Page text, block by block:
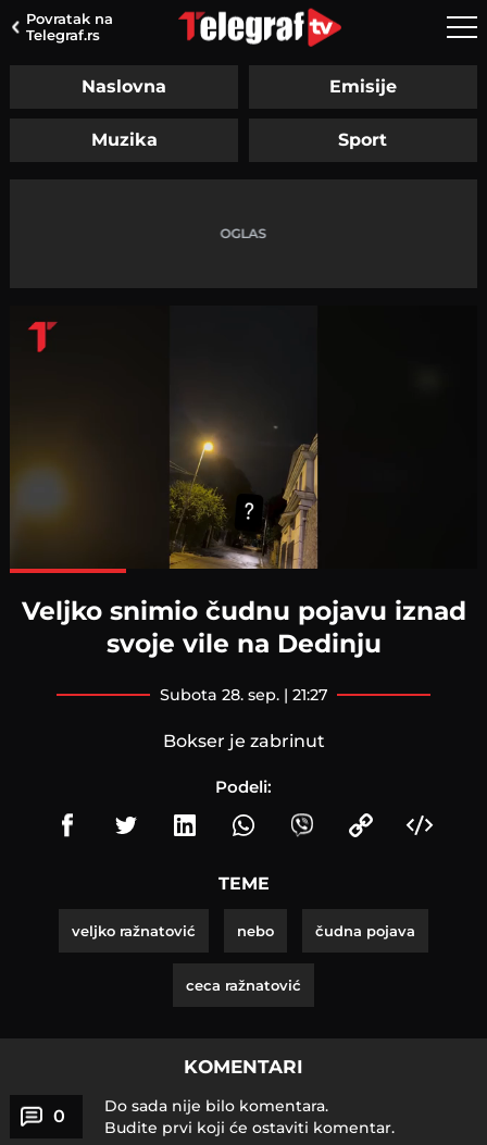
Povratak na
Telegraf.rs
Naslovna Emisije
Muzika Sport
Veljko snimio čudnu pojavu iznad
svoje vile na Dedinju
subota 28. sep. | 21:27
Bokser je zabrinut
Podeli:
TEME
veljko ražnatović nebo čudna pojava
ceca ražnatović
KOMENTARI
0
Do sada nije bilo komentara.
Budite prvi koji će ostaviti komentar.